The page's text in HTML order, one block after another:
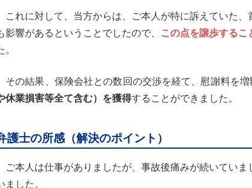
これに対して、当方からは、ご本人が特に訴えていた
影響があるということでしたので、 この点を譲歩する
。
その結果、保険会社との数回の交渉を経て、慰謝料を増
休業損害等全て含む）を獲得することができました。
護士の所感（解決のポイント）
ご本人は仕事がありましたが、事故後痛みが続いてい
ました。